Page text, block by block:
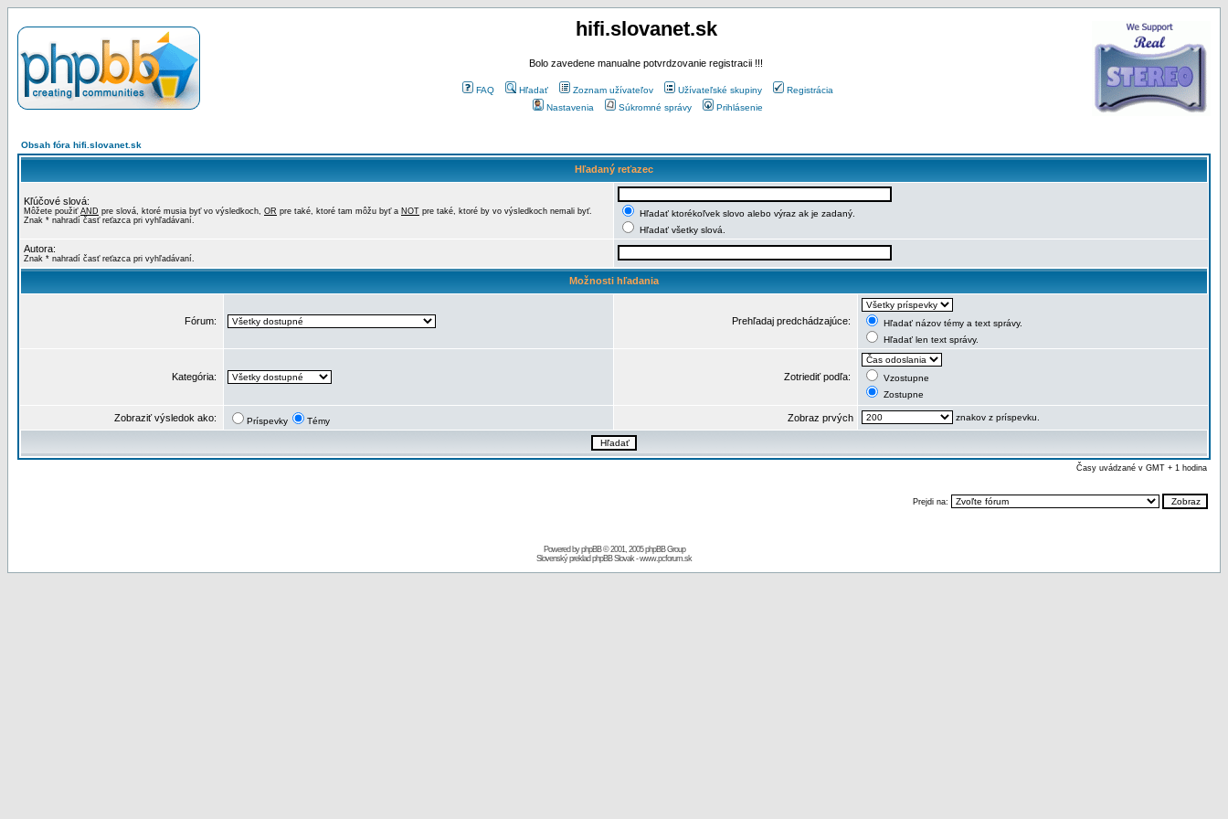
hifi.slovanet.sk
Bolo zavedene manualne potvrdzovanie registracii !!!
FAQ Hľadať Zoznam užívateľov Užívateľské skupiny
Registrácia
Nastavenia
Súkromné správy Prihlásenie
Obsah fóra hifi.slovanet.sk
Hľadaný reťazec
Kľúčové slová:
Môžete použiť AND pre slová, ktoré musia byť vo výsledkoch, OR pre také, ktoré tam môžu byť a NOT pre také, ktoré by vo výsledkoch nemali byť.
Znak * nahradí časť reťazca pri vyhľadávaní.
Hľadať ktorékoľvek slovo alebo výraz ak je zadaný.
Hľadať všetky slová.
Autora:
Znak * nahradí časť reťazca pri vyhľadávaní.
Možnosti hľadania
Fórum: Prehľadaj predchádzajúce:
Hľadať názov témy a text správy.
Hľadať len text správy.
Kategória: Zotriediť podľa:
Vzostupne
Zostupne
Zobraziť výsledok ako: Príspevky Témy Zobraz prvých znakov z príspevku.
Časy uvádzané v GMT + 1 hodina
Prejdi na:
Powered byphpBB© 2001, 2005 phpBB Group
Slovenský preklad phpBB Slovak-www.pcforum.sk